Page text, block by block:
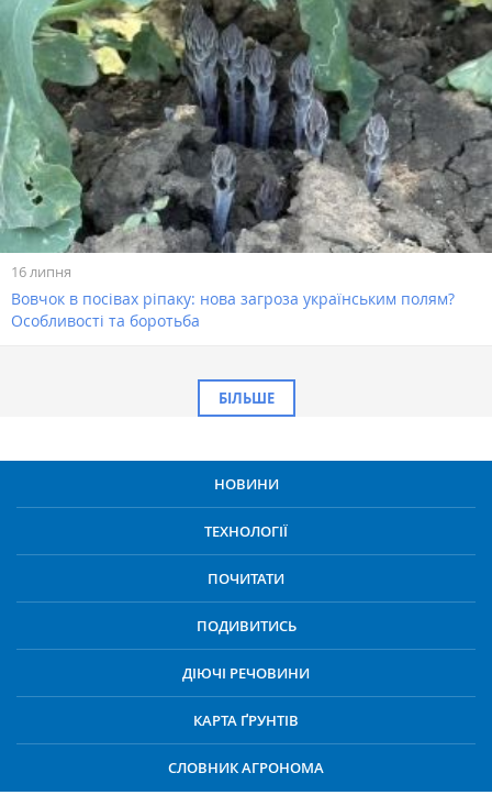
16 липня
Вовчок в посівах ріпаку: нова загроза українським полям?
Особливості та боротьба
БІЛЬШЕ
НОВИНИ
ТЕХНОЛОГІЇ
ПОЧИТАТИ
ПОДИВИТИСЬ
ДІЮЧІ РЕЧОВИНИ
КАРТА ҐРУНТІВ
СЛОВНИК АГРОНОМА